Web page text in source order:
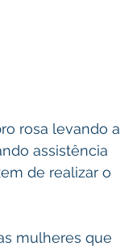
rosa levando a
assistência
de realizar o
mulheres que